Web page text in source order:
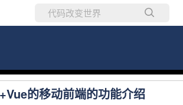
的移动前端的功能介绍